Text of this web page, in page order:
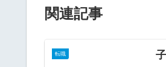
関連記事
転職